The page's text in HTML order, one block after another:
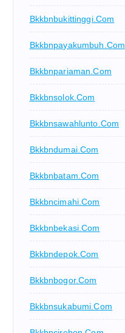
Bkkbnbukittinggi.com
Bkkbnpayakumbuh.com
Bkkbnpariaman.com
Bkkbnsolok.com
Bkkbnsawahlunto.com
Bkkbndumai.com
Bkkbnbatam.com
Bkkbncimahi.com
Bkkbnbekasi.com
Bkkbndepok.com
Bkkbnbogor.com
Bkkbnsukabumi.com